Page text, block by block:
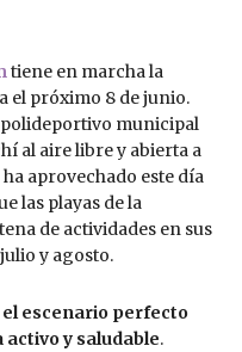
tiene en marcha la
el próximo 8 de junio.
polideportivo municipal
al aire libre y abierta a
aprovechado este día
las playas de la
de actividades en sus
y agosto.
el escenario perfecto
y saludable.